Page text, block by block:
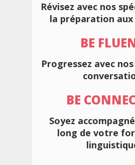
Révisez avec nos
la préparation aux
BE
Progressez avec
BE
Soyez
long de votre